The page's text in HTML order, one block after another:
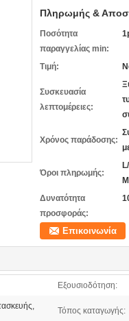
Πληρωμής &
Ποσότητα
παραγγελίας min:
Τιμή:
Συσκευασία
λεπτομέρειες:
Χρόνος παράδοσης:
Όροι πληρωμής:
Δυνατότητα
προσφοράς:
Επικοινωνία
Εξουσιοδότηση:
Τόπος καταγωγής: